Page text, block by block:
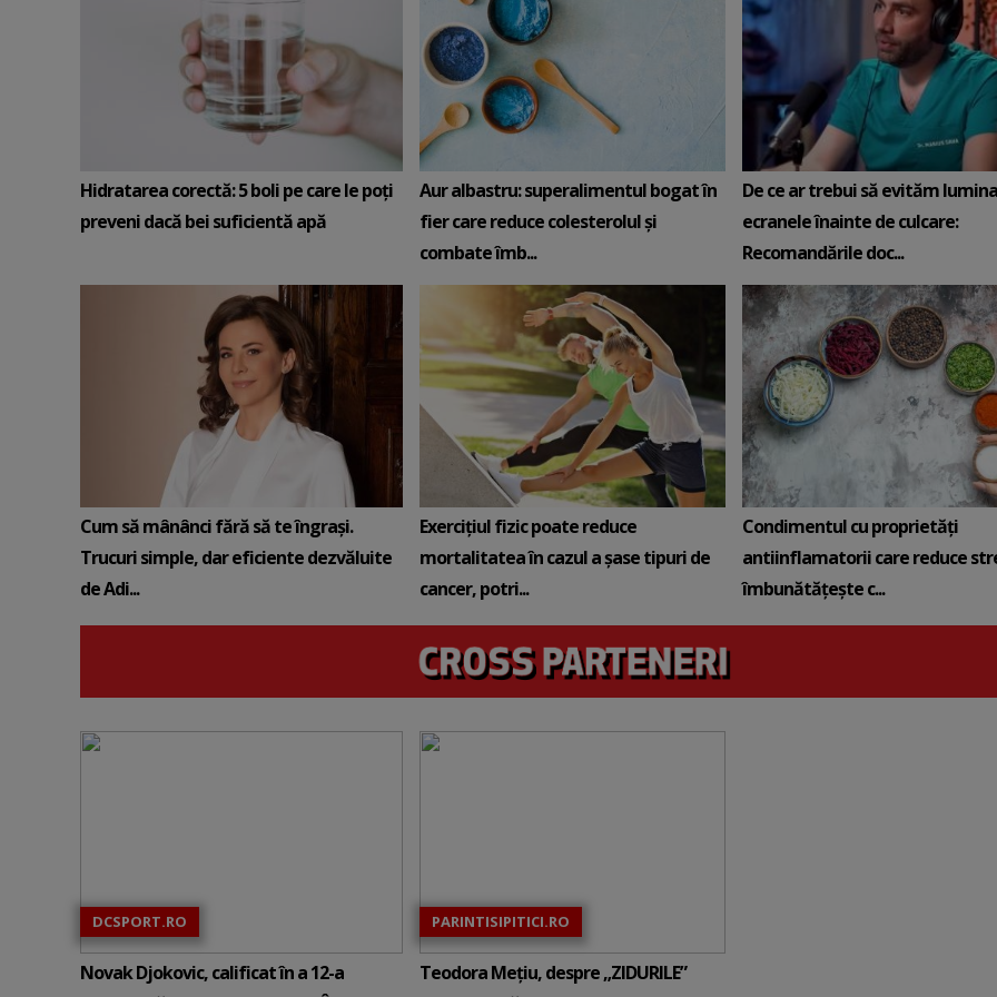
Hidratarea corectă: 5 boli pe care le poți
preveni dacă bei suficientă apă
Aur albastru: superalimentul bogat în
fier care reduce colesterolul și
combate îmb...
De ce ar trebui să evităm
ecranele înainte de culcare:
Recomandările doc...
Cum să mânânci fără să te îngrași.
Trucuri simple, dar eficiente dezvăluite
de Adi...
Exercițiul fizic poate reduce
mortalitatea în cazul a șase tipuri de
cancer, potri...
Condimentul cu proprietăți
antiinflamatorii care reduce
îmbunătățește c...
DCSPORT.RO
Novak Djokovic, calificat în a 12-a
PARINTISIPITICI.RO
Teodora Mețiu, despre „ZIDURILE”